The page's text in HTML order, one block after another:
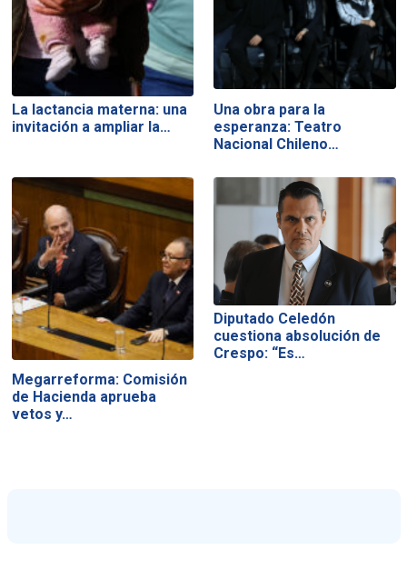
La lactancia materna: una
invitación a ampliar la…
Una obra para la
esperanza: Teatro
Nacional Chileno…
Megarreforma: Comisión
de Hacienda aprueba
vetos y…
Diputado Celedón
cuestiona absolución de
Crespo: “Es…